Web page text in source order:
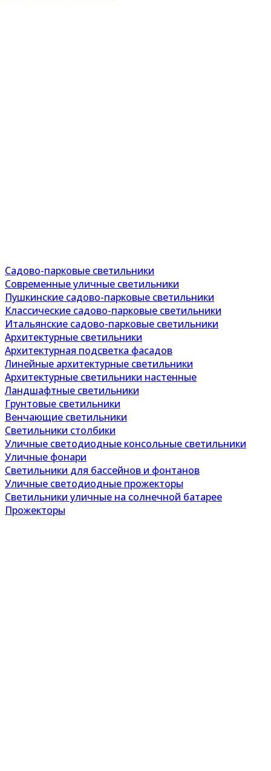
Садово-парковые светильники
Современные уличные светильники
Пушкинские садово-парковые светильники
Классические садово-парковые светильники
Итальянские садово-парковые светильники
Архитектурные светильники
Архитектурная подсветка фасадов
Линейные архитектурные светильники
Архитектурные светильники настенные
Ландшафтные светильники
Грунтовые светильники
Венчающие светильники
Светильники столбики
Уличные светодиодные консольные светильники
Уличные фонари
Светильники для бассейнов и фонтанов
Уличные светодиодные прожекторы
Светильники уличные на солнечной батарее
Прожекторы